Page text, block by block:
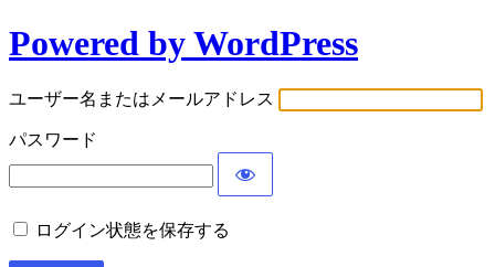
ロ
グ
イ
ン
Powered by WordPress
ユーザー名またはメールアドレス
パスワード
ログイン状態を保存する